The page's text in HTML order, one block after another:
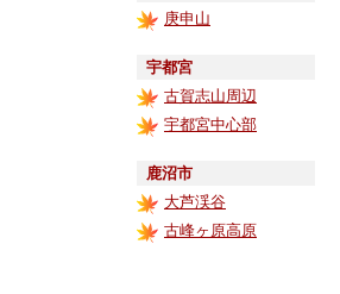
庚申山
宇都宮
古賀志山周辺
宇都宮中心部
鹿沼市
大芦渓谷
古峰ヶ原高原